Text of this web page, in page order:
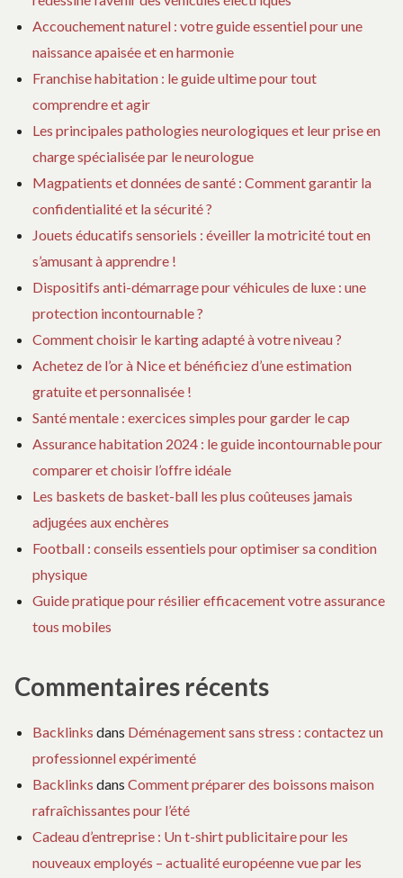
Accouchement naturel : votre guide essentiel pour une
naissance apaisée et en harmonie
Franchise habitation : le guide ultime pour tout
comprendre et agir
Les principales pathologies neurologiques et leur prise en
charge spécialisée par le neurologue
Magpatients et données de santé : Comment garantir la
confidentialité et la sécurité ?
Jouets éducatifs sensoriels : éveiller la motricité tout en
s’amusant à apprendre !
Dispositifs anti-démarrage pour véhicules de luxe : une
protection incontournable ?
Comment choisir le karting adapté à votre niveau ?
Achetez de l’or à Nice et bénéficiez d’une estimation
gratuite et personnalisée !
Santé mentale : exercices simples pour garder le cap
Assurance habitation 2024 : le guide incontournable pour
comparer et choisir l’offre idéale
Les baskets de basket-ball les plus coûteuses jamais
adjugées aux enchères
Football : conseils essentiels pour optimiser sa condition
physique
Guide pratique pour résilier efficacement votre assurance
tous mobiles
Commentaires récents
Backlinks dans Déménagement sans stress : contactez un
professionnel expérimenté
Backlinks dans Comment préparer des boissons maison
rafraîchissantes pour l’été
Cadeau d’entreprise : Un t-shirt publicitaire pour les
nouveaux employés – actualité européenne vue par les